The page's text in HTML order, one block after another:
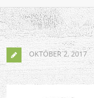
OKTÓBER 2, 2017